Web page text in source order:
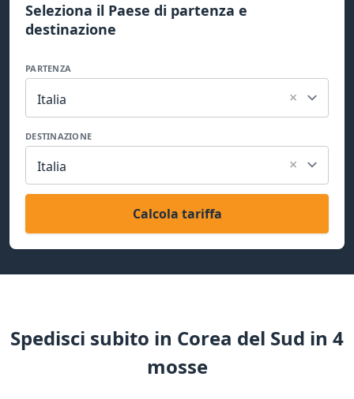
Seleziona il Paese di partenza e
destinazione
PARTENZA
Italia ×
DESTINAZIONE
Italia ×
Calcola tariffa
Spedisci subito in Corea del Sud in 4
mosse